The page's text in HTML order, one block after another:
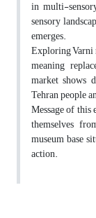
in multi-
sensory
emerges.
Exploring Varni
meaning
market shows
Tehran people
Message of
themselves
museum base
action.